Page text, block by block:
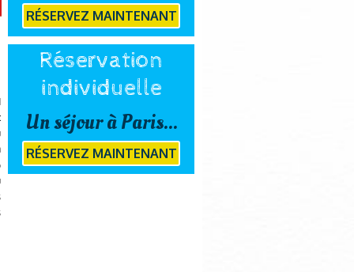
RÉSERVEZ MAINTENANT
Réservation
individuelle
Un séjour à Paris...
RÉSERVEZ MAINTENANT